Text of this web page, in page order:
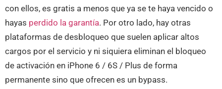
con ellos, es gratis a menos que ya se te haya vencido o
hayas perdido la garantía. Por otro lado, hay otras
plataformas de desbloqueo que suelen aplicar altos
cargos por el servicio y ni siquiera eliminan el bloqueo
de activación en iPhone 6 / 6S / Plus de forma
permanente sino que ofrecen es un bypass.